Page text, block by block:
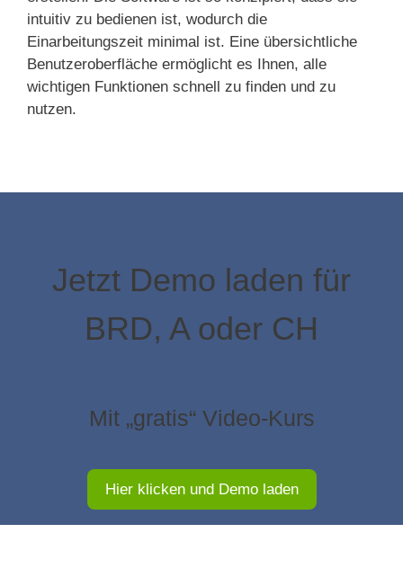
intuitiv zu bedienen ist, wodurch die
Einarbeitungszeit minimal ist. Eine übersichtliche
Benutzeroberfläche ermöglicht es Ihnen, alle
wichtigen Funktionen schnell zu finden und zu
nutzen.
Jetzt Demo laden für
BRD, A oder CH
Mit „gratis“ Video-Kurs
Hier klicken und Demo laden